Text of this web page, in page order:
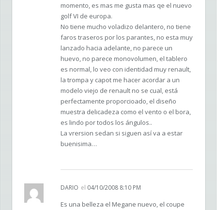
momento, es mas me gusta mas qe el nuevo
golf VI de europa.
No tiene mucho voladizo delantero, no tiene
faros traseros por los parantes, no esta muy
lanzado hacia adelante, no parece un
huevo, no parece monovolumen, el tablero
es normal, lo veo con identidad muy renault,
la trompa y capot me hacer acordar a un
modelo viejo de renault no se cual, está
perfectamente proporcioado, el diseño
muestra delicadeza como el vento o el bora,
es lindo por todos los ángulos..
La vrersion sedan si siguen así va a estar
buenisima…
DARIO el 04/10/2008 8:10 PM
Es una belleza el Megane nuevo, el coupe